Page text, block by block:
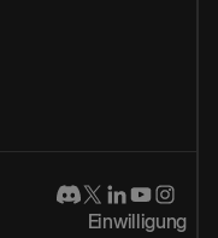
Einwilligung